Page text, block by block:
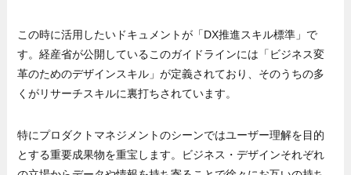
この時に活用したいドキュメントが「DX推進スキル標準」で
す。経産省が公開しているこのガイドラインには「ビジネス変
革のためのデザインスキル」が定義されており、そのうちの多
くがリサーチスキルに裏打ちされています。
特にプロダクトマネジメントのシーンではユーザー理解を目的
とする重要成果物を重宝します。ビジネス・デザインそれぞれ